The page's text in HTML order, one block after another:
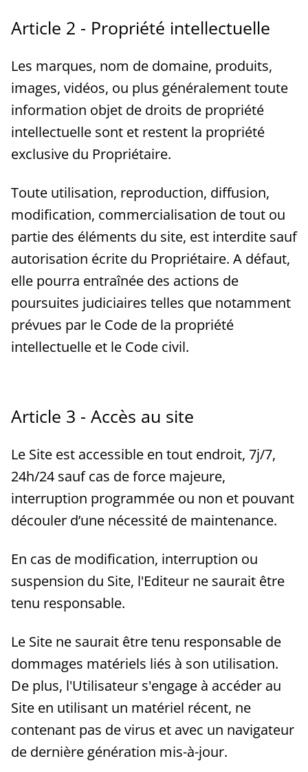
Article 2 - Propriété intellectuelle
Les marques, nom de domaine, produits,
images, vidéos, ou plus généralement toute
information objet de droits de propriété
intellectuelle sont et restent la propriété
exclusive du Propriétaire.
Toute utilisation, reproduction, diffusion,
modification, commercialisation de tout ou
partie des éléments du site, est interdite sauf
autorisation écrite du Propriétaire. A défaut,
elle pourra entraînée des actions de
poursuites judiciaires telles que notamment
prévues par le Code de la propriété
intellectuelle et le Code civil.
Article 3 - Accès au site
Le Site est accessible en tout endroit, 7j/7,
24h/24 sauf cas de force majeure,
interruption programmée ou non et pouvant
découler d’une nécessité de maintenance.
En cas de modification, interruption ou
suspension du Site, l'Editeur ne saurait être
tenu responsable.
Le Site ne saurait être tenu responsable de
dommages matériels liés à son utilisation.
De plus, l'Utilisateur s'engage à accéder au
Site en utilisant un matériel récent, ne
contenant pas de virus et avec un navigateur
de dernière génération mis-à-jour.